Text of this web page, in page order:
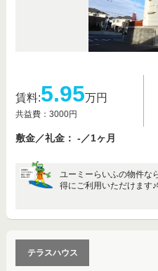
賃料:5.95万円
共益費：3000円
敷金／礼金： -／1ヶ月
ユーミーらいふの物件な
得にご利用いただけます
テラスハウス